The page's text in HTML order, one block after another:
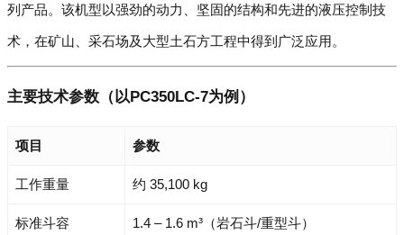
列产品。该机型以强劲的动力、坚固的结构和先进的液压控制技
术，在矿山、采石场及大型土石方工程中得到广泛应用。
主要技术参数（以PC350LC-7为例）
项目 参数
工作重量 约 35,100 kg
标准斗容 1.4 – 1.6 m³（岩石斗/重型斗）